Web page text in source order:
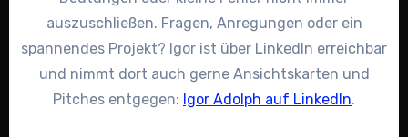
auszuschließen. Fragen, Anregungen oder ein
spannendes Projekt? Igor ist über LinkedIn erreichbar
und nimmt dort auch gerne Ansichtskarten und
Pitches entgegen: Igor Adolph auf LinkedIn.